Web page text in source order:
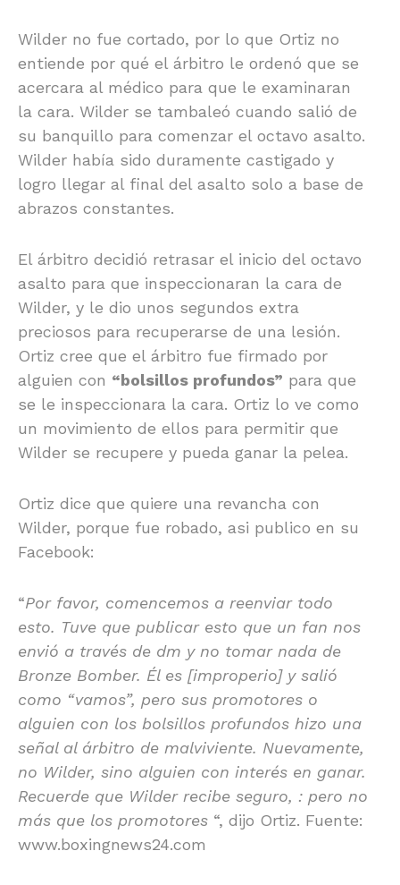
Wilder no fue cortado, por lo que Ortiz no
entiende por qué el árbitro le ordenó que se
acercara al médico para que le examinaran
la cara. Wilder se tambaleó cuando salió de
su banquillo para comenzar el octavo asalto.
Wilder había sido duramente castigado y
logro llegar al final del asalto solo a base de
abrazos constantes.
El árbitro decidió retrasar el inicio del octavo
asalto para que inspeccionaran la cara de
Wilder, y le dio unos segundos extra
preciosos para recuperarse de una lesión.
Ortiz cree que el árbitro fue firmado por
alguien con “bolsillos profundos” para que
se le inspeccionara la cara. Ortiz lo ve como
un movimiento de ellos para permitir que
Wilder se recupere y pueda ganar la pelea.
Ortiz dice que quiere una revancha con
Wilder, porque fue robado, asi publico en su
Facebook:
“Por favor, comencemos a reenviar todo
esto. Tuve que publicar esto que un fan nos
envió a través de dm y no tomar nada de
Bronze Bomber. Él es [improperio] y salió
como “vamos”, pero sus promotores o
alguien con los bolsillos profundos hizo una
señal al árbitro de malviviente. Nuevamente,
no Wilder, sino alguien con interés en ganar.
Recuerde que Wilder recibe seguro, : pero no
más que los promotores “, dijo Ortiz. Fuente:
www.boxingnews24.com